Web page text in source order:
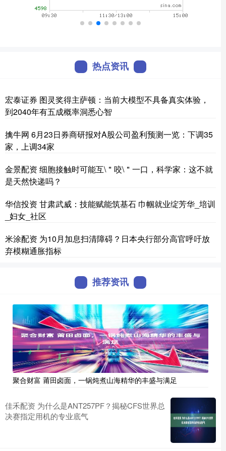
热点资讯
宏泰证券 图灵奖得主萨顿：当前大模型不具备真实体验，
到2040年有五成概率洞悉心智
擒牛网 6月23日券商研报对A股公司盈利预测一览：下调35
家，上调34家
金景配资 细胞接触时可能互\＂咬\＂一口，科学家：这不就
是天然快递吗？
华信投资 甘肃武威：技能赋能筑基石 巾帼就业绽芳华_培训
_妇女_社区
米涂配资 为10月加息扫清障碍？日本央行部分高官呼吁放
弃模糊通胀指标
推荐资讯
聚合财富 莆田卤面，一锅炖煮山海精华的丰盛与满足
佳禾配资 为什么是ANT257PF？揭秘CFS世界总
决赛指定用机的专业底气